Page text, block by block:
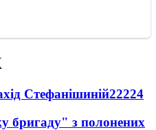
Стефанішиній22224
бригаду" з полонених